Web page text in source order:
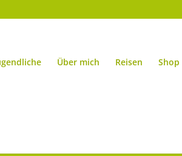
Über mich Reisen Shop